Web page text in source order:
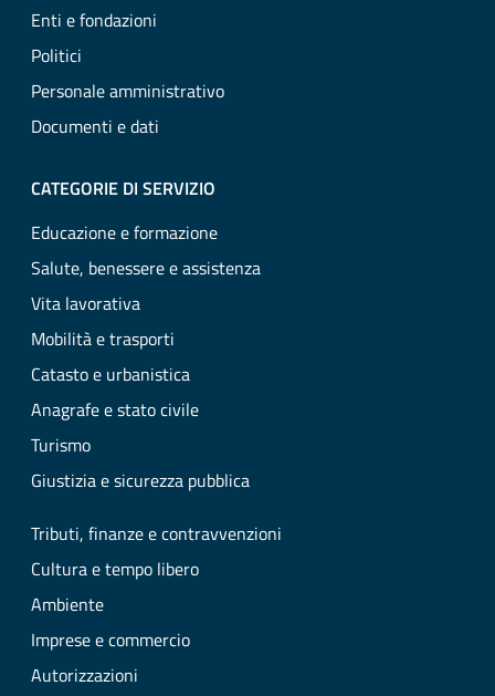
Enti e fondazioni
Politici
Personale amministrativo
Documenti e dati
CATEGORIE DI SERVIZIO
Educazione e formazione
Salute, benessere e assistenza
Vita lavorativa
Mobilità e trasporti
Catasto e urbanistica
Anagrafe e stato civile
Turismo
Giustizia e sicurezza pubblica
Tributi, finanze e contravvenzioni
Cultura e tempo libero
Ambiente
Imprese e commercio
Autorizzazioni